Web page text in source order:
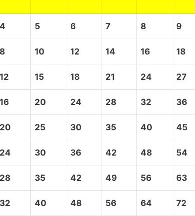
4 5 6 7 8 9
8 10 12 14 16 18
12 15 18 21 24 27
16 20 24 28 32 36
20 25 30 35 40 45
24 30 36 42 48 54
28 35 42 49 56 63
32 40 48 56 64 72